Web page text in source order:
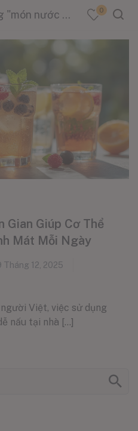
Đánh dấu bài đăng "món nước dân gian" 0
Gian Giúp Cơ Thể
Mát Mỗi Ngày
Tháng 12, 2025
Việt, việc sử dụng
nấu tại nhà [...]